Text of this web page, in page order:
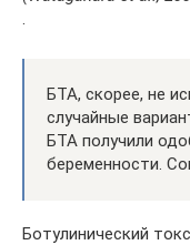
.
БТА, скорее, не
случайные
БТА получили
беременности.
Ботулинический